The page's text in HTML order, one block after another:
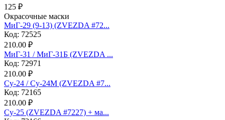
125 ₽
Окрасочные маски
МиГ-29 (9-13) (ZVEZDA #72...
Код: 72525
210.00 ₽
МиГ-31 / МиГ-31Б (ZVEZDA ...
Код: 72971
210.00 ₽
Су-24 / Су-24М (ZVEZDA #7...
Код: 72165
210.00 ₽
Су-25 (ZVEZDA #7227) + ма...